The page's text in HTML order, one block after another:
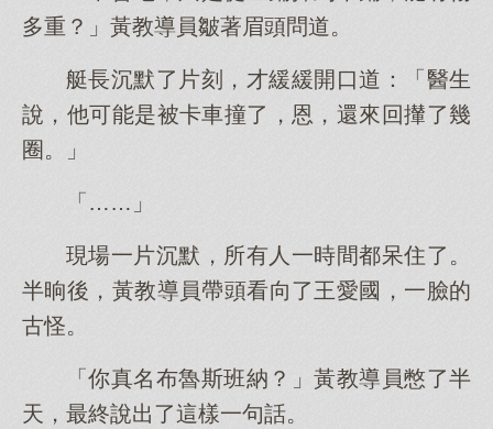
多重？」黃教導員皺著眉頭問道。
艇長沉默了片刻，才緩緩開口道：「醫生
說，他可能是被卡車撞了，恩，還來回攆了幾
圈。」
「……」
現場一片沉默，所有人一時間都呆住了。
半晌後，黃教導員帶頭看向了王愛國，一臉的
古怪。
「你真名布魯斯班納？」黃教導員憋了半
天，最終說出了這樣一句話。